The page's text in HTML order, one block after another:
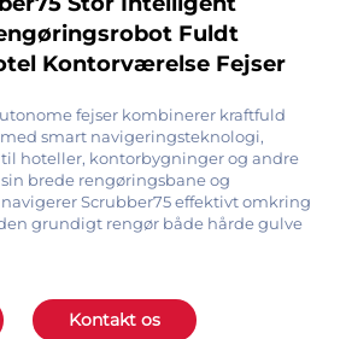
Fuldt
Kontorværelse Fejser
fejser kombinerer kraftfuld
smart navigeringsteknologi,
hoteller, kontorbygninger og andre
brede rengøringsbane og
Scrubber75 effektivt omkring
grundigt rengør både hårde gulve
Kontakt os